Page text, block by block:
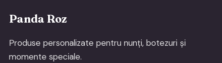
Panda Roz
Produse personalizate pentru nunți, botezuri și
momente speciale.